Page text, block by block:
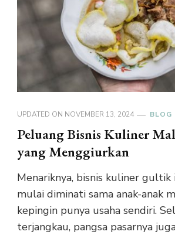
UPDATED ON NOVEMBER 13, 2024 BLOG
Peluang Bisnis Kuliner
yang Menggiurkan
Menariknya, bisnis kuliner gultik
mulai diminati sama anak-anak
kepingin punya usaha sendiri.
terjangkau, pangsa pasarnya